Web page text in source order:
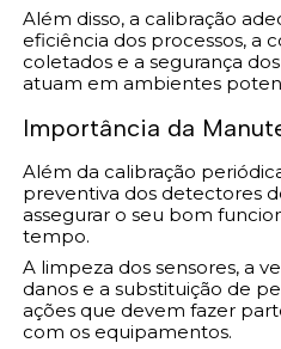
Além disso, a calibração
eficiência dos processos, a
coletados e a segurança
atuam em ambientes
Importância da
Além da calibração
preventiva dos detectores
assegurar o seu bom
tempo.
A limpeza dos sensores, a
danos e a substituição de
ações que devem fazer
com os equipamentos.